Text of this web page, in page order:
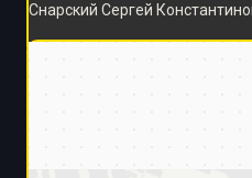
Снарский Сергей